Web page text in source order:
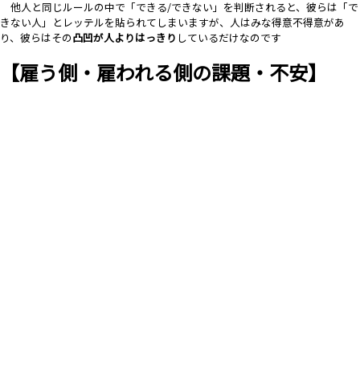
他人と同じルールの中で「できる/できない」を判断されると、彼らは「で
きない人」とレッテルを貼られてしまいますが、 人はみな得意不得意があ
り、彼らはその凸凹が人よりはっきり しているだけなのです
【雇う側・雇われる側の課題・不安】